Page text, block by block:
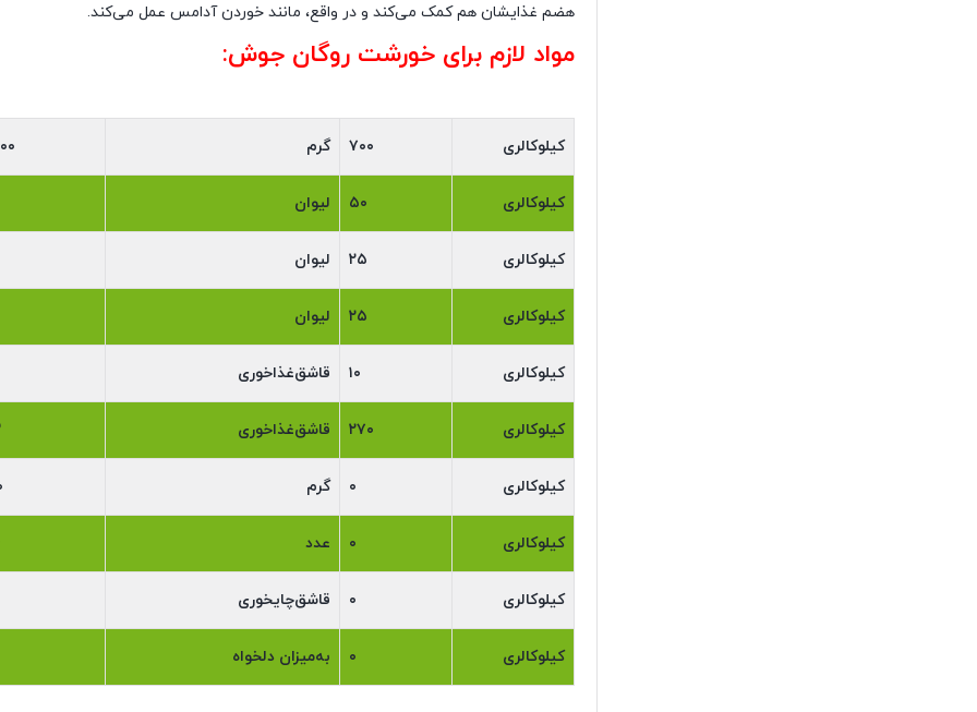
هضم غذایشان هم کمک می‌کند و در واقع، مانند خوردن آدامس عمل می‌کند.
مواد لازم برای خورشت روگان جوش:
گرم ۷۰۰ کیلوکالری
لیوان ۵۰ کیلوکالری
لیوان ۲۵ کیلوکالری
لیوان ۲۵ کیلوکالری
قاشق‌غذاخوری ۱۰ کیلوکالری
قاشق‌غذاخوری ۲۷۰ کیلوکالری
گرم ۰ کیلوکالری
عدد ۰ کیلوکالری
قاشق‌‌چایخوری ۰ کیلوکالری
به‌میزان دلخواه ۰ کیلوکالری